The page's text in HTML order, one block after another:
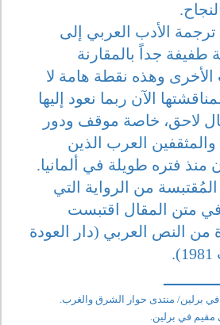
ترجمة الأدب العربي إلى
طفيفة جداً بالمقارنة
الأخرى وهذه نقطة هامة لا
الآن ربما نعود إليها
لاحق، خاصة موقف ودور
والمثقفين العرب الذين
منذ فتره طويلة في ألمانيا.
من الرواية التي
متن المقال اقتبست
من النص العربي (دار العودة